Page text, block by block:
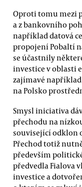
Oproti tomu mezi
a z bankovního
například datová
propojení Pobaltí
se účastnily
investice v oblasti
zajímavé
na Polsko
Smysl iniciativa
přechodu na
související odklon
Přechod totiž
především
předvedla Fialova
investice a